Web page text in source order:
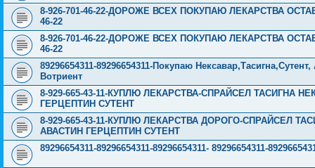
8-926-701-46-22-ДОРОЖЕ ВСЕХ ПОКУПАЮ ЛЕКАРСТВА
46-22
8-926-701-46-22-ДОРОЖЕ ВСЕХ ПОКУПАЮ ЛЕКАРСТВА
46-22
89296654311-89296654311-Покупаю
Вотриент
8-929-665-43-11-КУПЛЮ ЛЕКАРСТВА-СПРАЙСЕЛ ТАСИГНА
ГЕРЦЕПТИН СУТЕНТ
8-929-665-43-11-КУПЛЮ ЛЕКАРСТВА ДОРОГО-СПРАЙСЕЛ
АВАСТИН ГЕРЦЕПТИН СУТЕНТ
89296654311-89296654311-89296654311- 89296654311-